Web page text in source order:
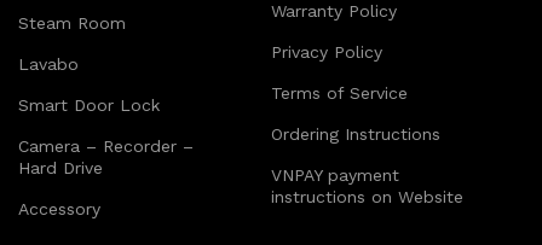
Steam Room
Lavabo
Smart Door Lock
Camera – Recorder –
Hard Drive
Accessory
Warranty Policy
Privacy Policy
Terms of Service
Ordering Instructions
VNPAY payment
instructions on Website